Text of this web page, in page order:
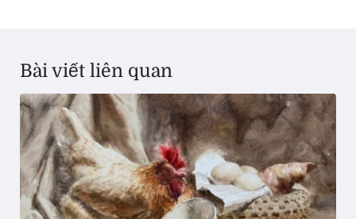
Bài viết liên quan